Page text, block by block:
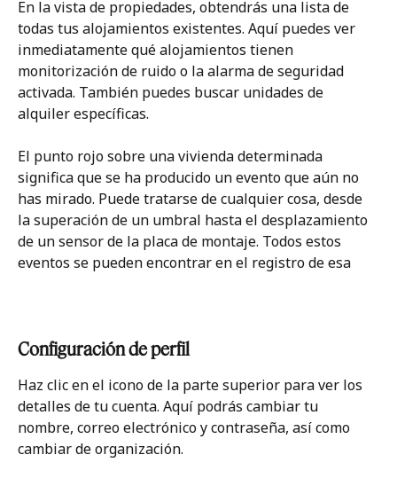
En la vista de propiedades, obtendrás una lista de
todas tus alojamientos existentes. Aquí puedes ver
inmediatamente qué alojamientos tienen
monitorización de ruido o la alarma de seguridad
activada. También puedes buscar unidades de
alquiler específicas.
El punto rojo sobre una vivienda determinada
significa que se ha producido un evento que aún no
has mirado. Puede tratarse de cualquier cosa, desde
la superación de un umbral hasta el desplazamiento
de un sensor de la placa de montaje. Todos estos
eventos se pueden encontrar en el registro de esa
Configuración de perfil
Haz clic en el icono de la parte superior para ver los
detalles de tu cuenta. Aquí podrás cambiar tu
nombre, correo electrónico y contraseña, así como
cambiar de organización.